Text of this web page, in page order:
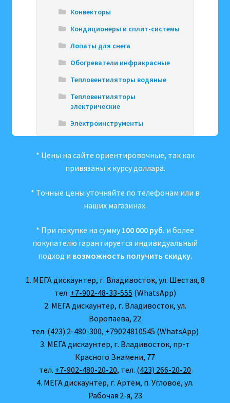
Конвекторы
Кондиционеры и сплит-системы
Лопаты для снега
Обогреватели инфракрасные
Тепловентиляторы водяные
Тепловентиляторы
электрические
Электроинструменты
* Цены на сайте ориентировочные, так как
привязаны к курсу доллара.
* Точные цены уточняйте по телефонам или в
наших магазинах.
* При покупке на сумму 100 000 руб. и более
покупателю гарантируется индивидуальный
подход и возможность получить скидку.
1. МЕГА дискаунтер, г. Владивосток, ул. Шестая, 8
тел. +7-902-48-33-555 (WhatsApp)
2. МЕГА дискаунтер, г. Владивосток, ул.
Воропаева, 22
тел. (423) 2-480-300, +79024810545 (WhatsApp)
3. МЕГА дискаунтер, г. Владивосток, пр-т
Красного Знамени, 77
тел. +7-902-480-20-20, тел. (423) 266-20-20
4. МЕГА дискаунтер, г. Артём, п. Угловое, ул.
Рабочая 2-я, 23